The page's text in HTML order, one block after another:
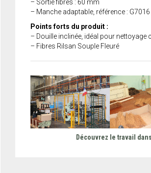
– Sortie fibres : 60 mm
– Manche adaptable, référence : G7016
Points forts du produit :
– Douille inclinée, idéal pour nettoyage
– Fibres Rilsan Souple Fleuré
Découvrez le travail